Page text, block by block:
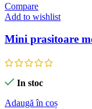
Compare
Add to wishlist
Mini prasitoare
In stoc
Adaugă în coș